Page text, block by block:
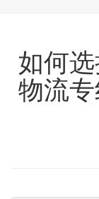
如何
物流